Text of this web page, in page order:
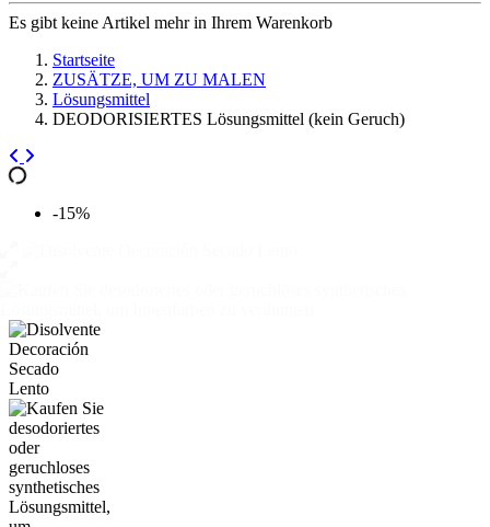
Es gibt keine Artikel mehr in Ihrem Warenkorb
Startseite
ZUSÄTZE, UM ZU MALEN
Lösungsmittel
DEODORISIERTES Lösungsmittel (kein Geruch)
-15%